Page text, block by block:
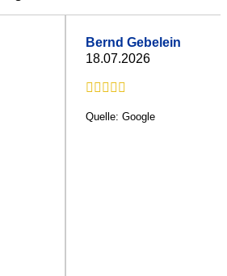
Bernd Gebelein
18.07.2026
Quelle: Google